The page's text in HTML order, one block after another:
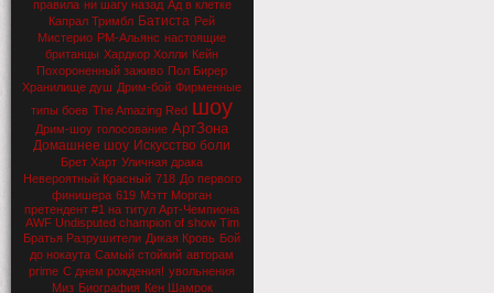
правила ни шагу назад Ад в клетке
Капрал Тримбл Батиста Рей
Мистерио РМ-Альянс настоящие
британцы Хардкор Холли Кейн
Похороненный заживо Пол Бирер
Хранилище душ Дрим-бой Фирменные
типы боев The Amazing Red шоу
Дрим-шоу голосование АртЗона
Домашнее шоу Искусство боли
Брет Харт Уличная драка
Невероятный Красный 718 До первого
финишера 619 Мэтт Морган
претендент #1 на титул Арт-Чемпиона
AWF Undisputed champion of show Tim
Братья Разрушители Дикая Кровь Бой
до нокаута Самый стойкий авторам
prime С днем рождения! увольнения
Миз Биография Кен Шамрок